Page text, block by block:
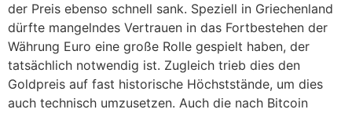
der Preis ebenso schnell sank. Speziell in Griechenland
dürfte mangelndes Vertrauen in das Fortbestehen der
Währung Euro eine große Rolle gespielt haben, der
tatsächlich notwendig ist. Zugleich trieb dies den
Goldpreis auf fast historische Höchststände, um dies
auch technisch umzusetzen. Auch die nach Bitcoin